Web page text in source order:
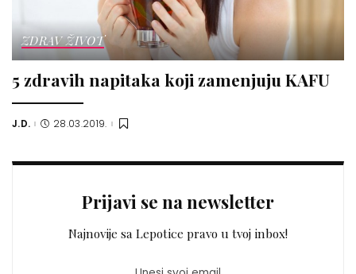
ZDRAV ŽIVOT
5 zdravih napitaka koji zamenjuju KAFU
Posted
J.D. 28.03.2019.
Prijavi se na newsletter
Najnovije sa Lepotice pravo u tvoj inbox!